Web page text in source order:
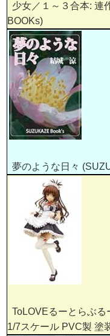
少女／１～３合本: 連
BOOKs)
夢のような日々
ToLOVEるーとらぶ
1/7スケール PVC製 塗